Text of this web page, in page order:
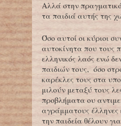
Αλλά στην
τα παιδιά αυτής της
Όσο αυτοί οι κύριοι
αυτοκίνητα που τους
ελληνικός λαός ενώ
παιδιών τους, όσο
καρέκλες τους στα
μιλούν μεταξύ τους
προβλήματα ου
αγράμματους έλληνες
την παιδεία θέλουν